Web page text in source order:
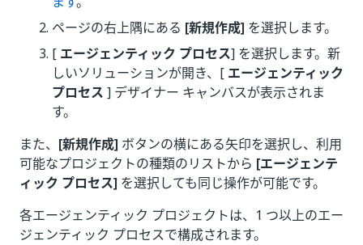
ページの右上隅にある [新規作成] を選択します。
[ エージェンティック プロセス] を選択します。新
しいソリューションが開き、[ エージェンティック
プロセス ] デザイナー キャンバスが表示されま
す。
また、 [新規作成] ボタンの横にある矢印を選択し、利用
可能なプロジェクトの種類のリストから [エージェンテ
ィック プロセス] を選択しても同じ操作が可能です。
各エージェンティック プロジェクトは、1 つ以上のエー
ジェンティック プロセスで構成されます。